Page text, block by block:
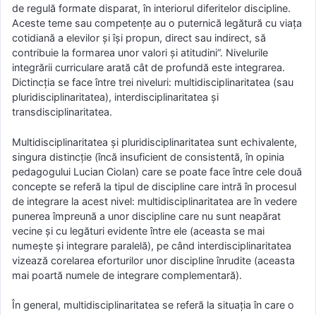
de regulă formate disparat, în interiorul diferitelor discipline.
Aceste teme sau competenţe au o puternică legătură cu viaţa
cotidiană a elevilor şi îşi propun, direct sau indirect, să
contribuie la formarea unor valori şi atitudini“. Nivelurile
integrării curriculare arată cât de profundă este integrarea.
Dictincţia se face între trei niveluri: multidisciplinaritatea (sau
pluridisciplinaritatea), interdisciplinaritatea şi
transdisciplinaritatea.
Multidisciplinaritatea şi pluridisciplinaritatea sunt echivalente,
singura distincţie (încă insuficient de consistentă, în opinia
pedagogului Lucian Ciolan) care se poate face între cele două
concepte se referă la tipul de discipline care intră în procesul
de integrare la acest nivel: multidisciplinaritatea are în vedere
punerea împreună a unor discipline care nu sunt neapărat
vecine şi cu legături evidente între ele (aceasta se mai
numeşte şi integrare paralelă), pe când interdisciplinaritatea
vizează corelarea eforturilor unor discipline înrudite (aceasta
mai poartă numele de integrare complementară).
În general, multidisciplinaritatea se referă la situaţia în care o